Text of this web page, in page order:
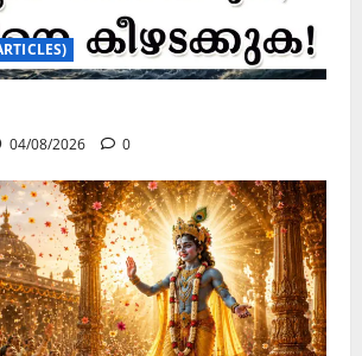
04/08/2026 0